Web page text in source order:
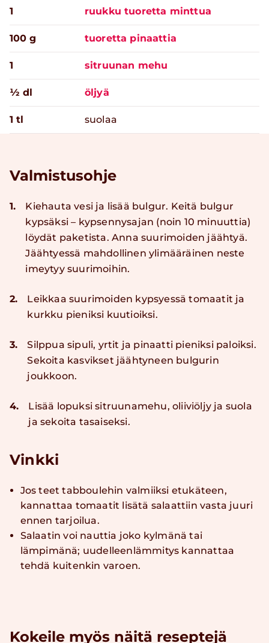
1 ruukku tuoretta minttua
100 g tuoretta pinaattia
1 sitruunan mehu
½ dl öljyä
1 tl suolaa
Valmistusohje
1.
Kiehauta vesi ja lisää bulgur. Keitä bulgur
kypsäksi – kypsennysajan (noin 10 minuuttia)
löydät paketista. Anna suurimoiden jäähtyä.
Jäähtyessä mahdollinen ylimääräinen neste
imeytyy suurimoihin.
2.
Leikkaa suurimoiden kypsyessä tomaatit ja
kurkku pieniksi kuutioiksi.
3.
Silppua sipuli, yrtit ja pinaatti pieniksi paloiksi.
Sekoita kasvikset jäähtyneen bulgurin
joukkoon.
4.
Lisää lopuksi sitruunamehu, oliiviöljy ja suola
ja sekoita tasaiseksi.
Vinkki
Jos teet tabboulehin valmiiksi etukäteen,
kannattaa tomaatit lisätä salaattiin vasta juuri
ennen tarjoilua.
Salaatin voi nauttia joko kylmänä tai
lämpimänä; uudelleenlämmitys kannattaa
tehdä kuitenkin varoen.
Kokeile myös näitä reseptejä